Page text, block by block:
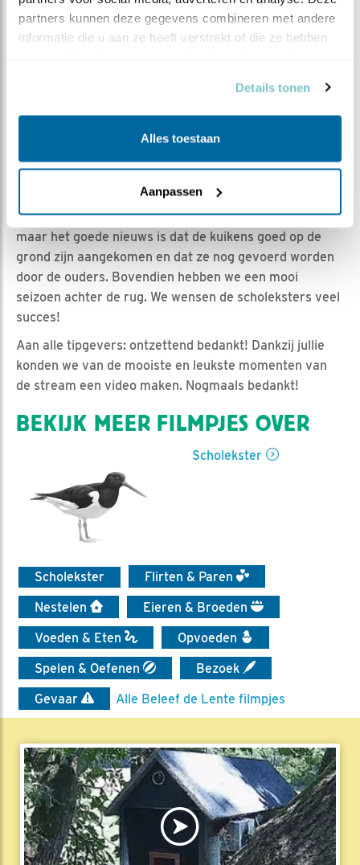
partners kunnen deze gegevens combineren met andere
informatie die u aan ze heeft verstrekt of die ze hebben
Details tonen
Alles toestaan
Aanpassen
| Geplaatst op 27 mei 2021, 13:10 | Vind ik leuk|
Het is dan plotseling zo ver: het seizoen voor de
gekomen.
Het was niet verwacht dat de kuikens met de ouders zo
snel het dak zouden verlaten. Wellicht dat dit komt door
een kraai die al een tijdje in het gebied is.
Het is jammer dat het einde al zo snel is gekomen,
maar het goede nieuws is dat de kuikens goed op de
grond zijn aangekomen en dat ze nog gevoerd worden
door de ouders. Bovendien hebben we een mooi
seizoen achter de rug. We wensen de scholeksters veel
succes!
Aan alle tipgevers: ontzettend bedankt! Dankzij jullie
konden we van de mooiste en leukste momenten van
de stream een video maken. Nogmaals bedankt!
BEKIJK MEER FILMPJES OVER
Scholekster
Scholekster
Flirten & Paren
Nestelen
Eieren & Broeden
Voeden & Eten
Opvoeden
Spelen & Oefenen
Bezoek
Gevaar
Alle Beleef de Lente filmpjes